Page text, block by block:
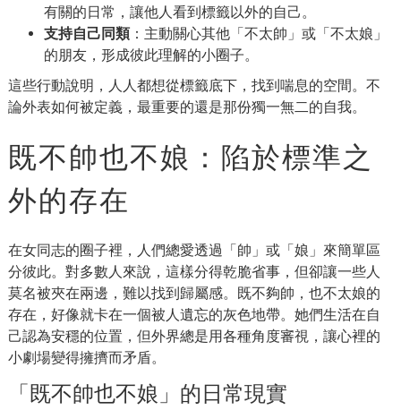
有關的日常，讓他人看到標籤以外的自己。
支持自己同類：主動關心其他「不太帥」或「不太娘」
的朋友，形成彼此理解的小圈子。
這些行動說明，人人都想從標籤底下，找到喘息的空間。不
論外表如何被定義，最重要的還是那份獨一無二的自我。
既不帥也不娘：陷於標準之
外的存在
在女同志的圈子裡，人們總愛透過「帥」或「娘」來簡單區
分彼此。對多數人來說，這樣分得乾脆省事，但卻讓一些人
莫名被夾在兩邊，難以找到歸屬感。既不夠帥，也不太娘的
存在，好像就卡在一個被人遺忘的灰色地帶。她們生活在自
己認為安穩的位置，但外界總是用各種角度審視，讓心裡的
小劇場變得擁擠而矛盾。
「既不帥也不娘」的日常現實